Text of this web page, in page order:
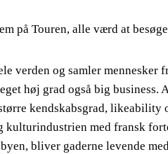
på Touren, alle værd at
verden og samler mennesker
høj grad også big business.
kendskabsgrad,
kulturindustrien med fransk
bliver gaderne levende